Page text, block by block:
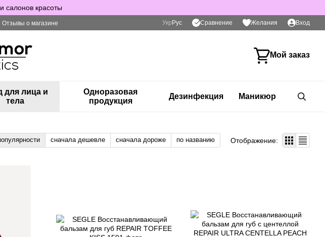
салонов красоты
Отзывы о магазине Укр Рус Сравнение Желания Вход
Мой заказ
для лица и
тела
Одноразовая
продукция
Дезинфекция Маникюр
сначала дешевле сначала дороже по названию Отображение: